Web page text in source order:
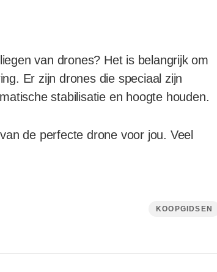
van drones? Het is belangrijk om
Er zijn drones die speciaal zijn
stabilisatie en hoogte houden.
de perfecte drone voor jou. Veel
KOOPGIDSEN